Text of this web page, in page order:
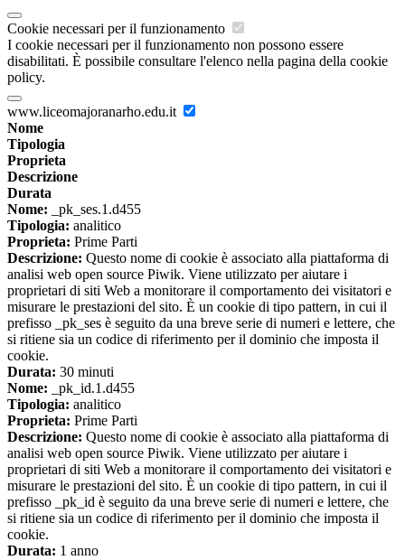
Cookie necessari per il funzionamento
I cookie necessari per il funzionamento non possono essere
disabilitati. È possibile consultare l'elenco nella pagina della cookie
policy.
www.liceomajoranarho.edu.it
Nome
Tipologia
Proprieta
Descrizione
Durata
Nome: _pk_ses.1.d455
Tipologia: analitico
Proprieta: Prime Parti
Descrizione: Questo nome di cookie è associato alla piattaforma di
analisi web open source Piwik. Viene utilizzato per aiutare i
proprietari di siti Web a monitorare il comportamento dei visitatori e
misurare le prestazioni del sito. È un cookie di tipo pattern, in cui il
prefisso _pk_ses è seguito da una breve serie di numeri e lettere, che
si ritiene sia un codice di riferimento per il dominio che imposta il
cookie.
Durata: 30 minuti
Nome: _pk_id.1.d455
Tipologia: analitico
Proprieta: Prime Parti
Descrizione: Questo nome di cookie è associato alla piattaforma di
analisi web open source Piwik. Viene utilizzato per aiutare i
proprietari di siti Web a monitorare il comportamento dei visitatori e
misurare le prestazioni del sito. È un cookie di tipo pattern, in cui il
prefisso _pk_id è seguito da una breve serie di numeri e lettere, che
si ritiene sia un codice di riferimento per il dominio che imposta il
cookie.
Durata: 1 anno